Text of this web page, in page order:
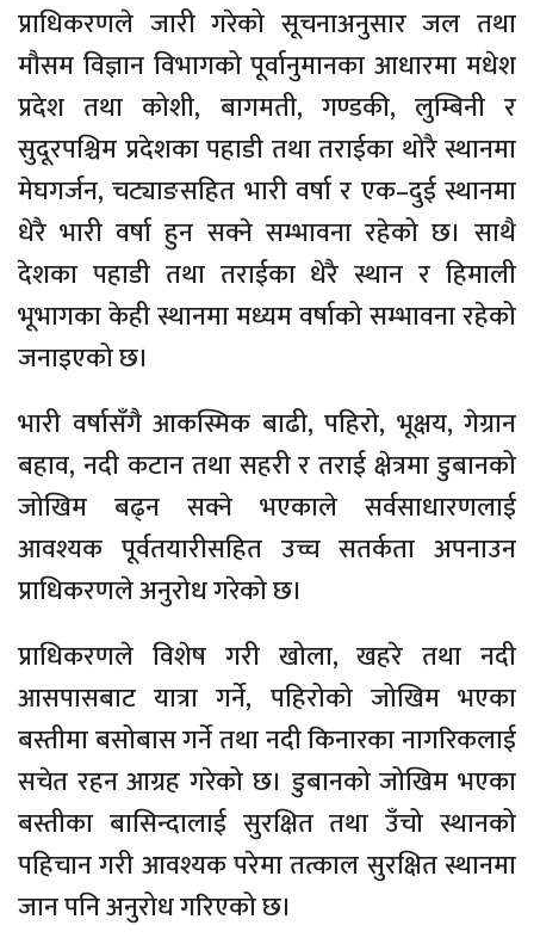
प्राधिकरणले जारी गरेको सूचनाअनुसार जल तथा
मौसम विज्ञान विभागको पूर्वानुमानका आधारमा मधेश
प्रदेश तथा कोशी, बागमती, गण्डकी, लुम्बिनी र
सुदूरपश्चिम प्रदेशका पहाडी तथा तराईका थोरै स्थानमा
मेघगर्जन, चट्याङसहित भारी वर्षा र एक–दुई स्थानमा
धेरै भारी वर्षा हुन सक्ने सम्भावना रहेको छ। साथै
देशका पहाडी तथा तराईका धेरै स्थान र हिमाली
भूभागका केही स्थानमा मध्यम वर्षाको सम्भावना रहेको
जनाइएको छ।
भारी वर्षासँगै आकस्मिक बाढी, पहिरो, भूक्षय, गेग्रान
बहाव, नदी कटान तथा सहरी र तराई क्षेत्रमा डुबानको
जोखिम बढ्न सक्ने भएकाले सर्वसाधारणलाई
आवश्यक पूर्वतयारीसहित उच्च सतर्कता अपनाउन
प्राधिकरणले अनुरोध गरेको छ।
प्राधिकरणले विशेष गरी खोला, खहरे तथा नदी
आसपासबाट यात्रा गर्ने, पहिरोको जोखिम भएका
बस्तीमा बसोबास गर्ने तथा नदी किनारका नागरिकलाई
सचेत रहन आग्रह गरेको छ। डुबानको जोखिम भएका
बस्तीका बासिन्दालाई सुरक्षित तथा उँचो स्थानको
पहिचान गरी आवश्यक परेमा तत्काल सुरक्षित स्थानमा
जान पनि अनुरोध गरिएको छ।